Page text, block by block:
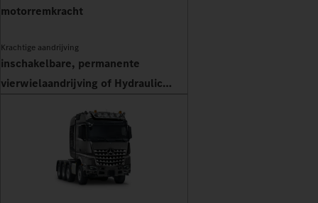
motorremkracht
Krachtige aandrijving
inschakelbare, permanente
vierwielaandrijving of Hydraulic